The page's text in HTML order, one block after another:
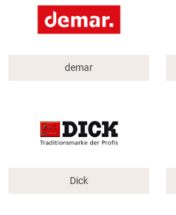
demar
Dick